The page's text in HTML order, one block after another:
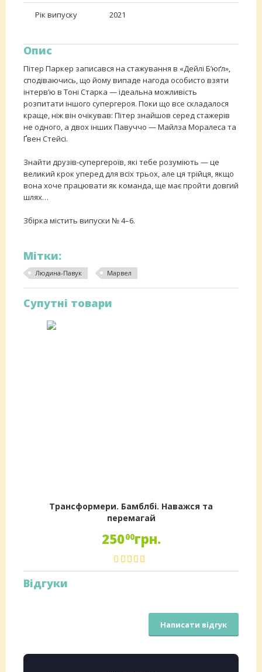
Рік випуску 2021
Опис
Пітер Паркер записався на стажування в «Дейлі Б’юґл»,
сподіваючись, що йому випаде нагода особисто взяти
інтерв’ю в Тоні Старка — ідеальна можливість
розпитати іншого супергероя. Поки що все складалося
краще, ніж він очікував: Пітер знайшов серед стажерів
не одного, а двох інших Павуччо — Майлза Моралеса та
Ґвен Стейсі.
Знайти друзів-супергероїв, які тебе розуміють — це
великий крок уперед для всіх трьох, але ця трійця, якщо
вона хоче працювати як команда, ще має пройти довгий
шлях…
Збірка містить випуски № 4–6.
Мітки:
Людина-Павук Марвел
Супутні товари
Трансформери. Бамблбі. Наважся та
перемагай
25000грн.
Відгуки
Написати відгук